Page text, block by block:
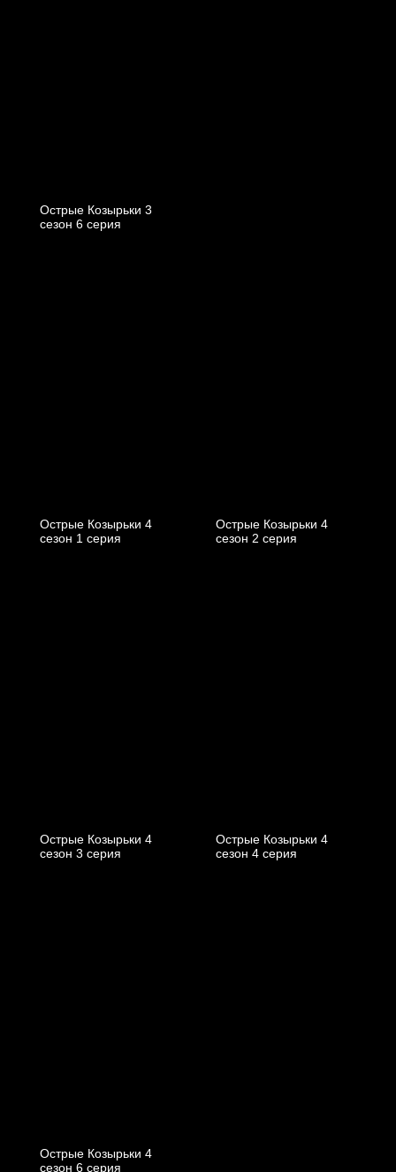
Острые Козырьки 3
cезон 6 cерия
Острые Козырьки 4
cезон 1 cерия
Острые Козырьки 4
cезон 2 cерия
Острые Козырьки 4
cезон 3 cерия
Острые Козырьки 4
cезон 4 cерия
Острые Козырьки 4
cезон 6 cерия